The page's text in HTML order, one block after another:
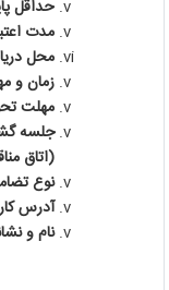
حداقل پایه 5 رشته
مدت اعتبار پیشنهاد : 3 ماه این مدت
محل
زمان و مهلت دریافت
مهلت تحویل اسناد:
(اتاق
نوع تضامین
آدرس کارفرما:
نام و